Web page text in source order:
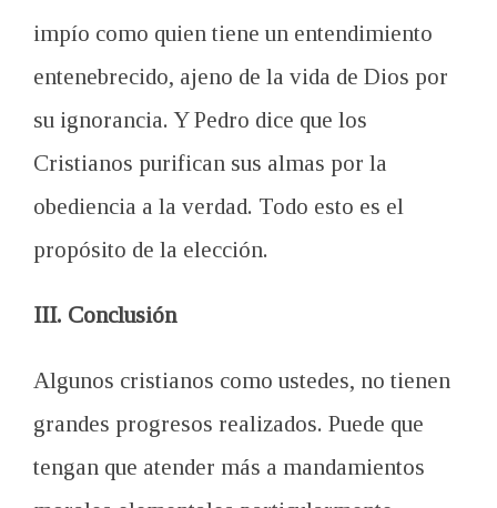
impío como quien tiene un entendimiento
entenebrecido, ajeno de la vida de Dios por
su ignorancia. Y Pedro dice que los
Cristianos purifican sus almas por la
obediencia a la verdad. Todo esto es el
propósito de la elección.
III. Conclusión
Algunos cristianos como ustedes, no tienen
grandes progresos realizados. Puede que
tengan que atender más a mandamientos